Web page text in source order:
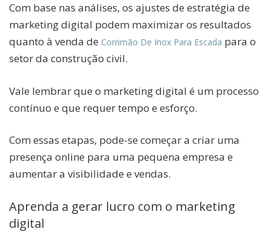
Com base nas análises, os ajustes de estratégia de
marketing digital podem maximizar os resultados
quanto à venda de Corrimão De Inox Para Escada para o
setor da construção civil.
Vale lembrar que o marketing digital é um processo
contínuo e que requer tempo e esforço.
Com essas etapas, pode-se começar a criar uma
presença online para uma pequena empresa e
aumentar a visibilidade e vendas.
Aprenda a gerar lucro com o marketing
digital